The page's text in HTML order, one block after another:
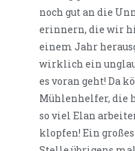
noch gut an die
erinnern, die wir
einem Jahr
wirklich ein
es voran geht! Da
Mühlenhelfer, die
so viel Elan
klopfen! Ein